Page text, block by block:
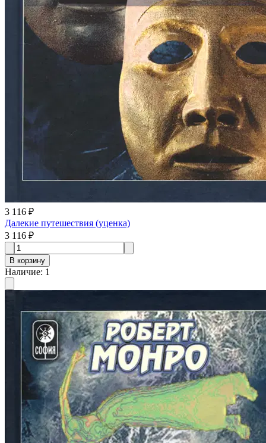
3 116 ₽
Далекие путешествия (уценка)
3 116 ₽
В корзину
Наличие: 1